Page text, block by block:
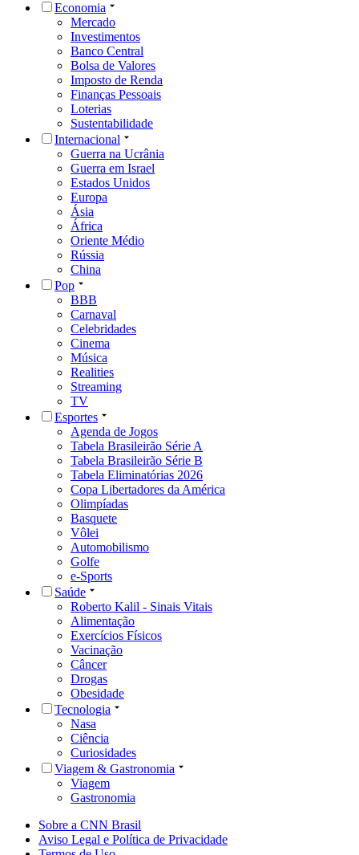
Economia
Mercado
Investimentos
Banco Central
Bolsa de Valores
Imposto de Renda
Finanças Pessoais
Loterias
Sustentabilidade
Internacional
Guerra na Ucrânia
Guerra em Israel
Estados Unidos
Europa
Ásia
África
Oriente Médio
Rússia
China
Pop
BBB
Carnaval
Celebridades
Cinema
Música
Realities
Streaming
TV
Esportes
Agenda de Jogos
Tabela Brasileirão Série A
Tabela Brasileirão Série B
Tabela Eliminatórias 2026
Copa Libertadores da América
Olimpíadas
Basquete
Vôlei
Automobilismo
Golfe
e-Sports
Saúde
Roberto Kalil - Sinais Vitais
Alimentação
Exercícios Físicos
Vacinação
Câncer
Drogas
Obesidade
Tecnologia
Nasa
Ciência
Curiosidades
Viagem & Gastronomia
Viagem
Gastronomia
Sobre a CNN Brasil
Aviso Legal e Política de Privacidade